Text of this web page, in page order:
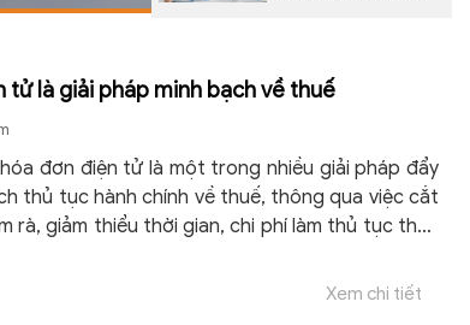
tử là giải pháp minh bạch về thuế
đơn điện tử là một trong nhiều giải pháp đẩy
thủ tục hành chính về thuế, thông qua việc cắt
rà, giảm thiểu thời gian, chi phí làm thủ tục thuế
Xem chi tiết